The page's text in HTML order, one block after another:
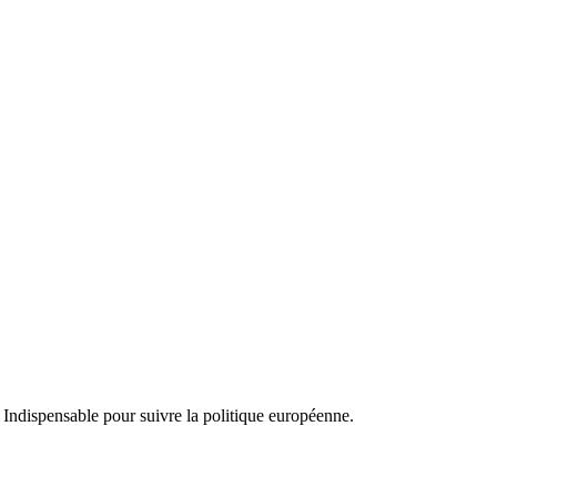
pour suivre la politique européenne.